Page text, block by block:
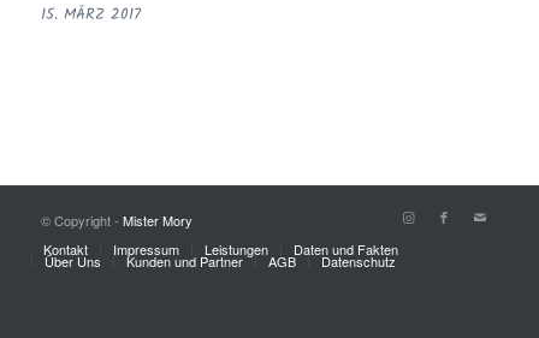
15. MÄRZ 2017
© Copyright - Mister Mory
Kontakt
Impressum Leistungen Daten und Fakten
Über Uns Kunden und Partner AGB Datenschutz